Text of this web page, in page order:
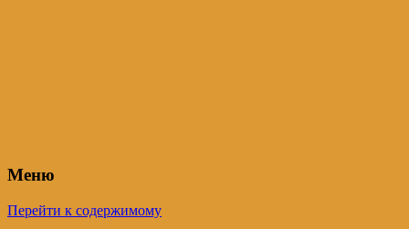
Меню
Перейти к содержимому